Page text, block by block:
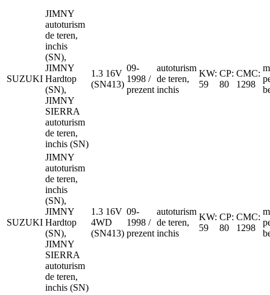
SUZUKI
JIMNY
autoturism
de teren,
inchis
(SN),
JIMNY
Hardtop
(SN),
JIMNY
SIERRA
autoturism
de teren,
inchis (SN)
1.3 16V
(SN413)
09-
1998 /
prezent
autoturism
de teren,
inchis
KW:
59
CP:
80
CMC:
1298
SUZUKI
JIMNY
autoturism
de teren,
inchis
(SN),
JIMNY
Hardtop
(SN),
JIMNY
SIERRA
autoturism
de teren,
inchis (SN)
1.3 16V
4WD
(SN413)
09-
1998 /
prezent
autoturism
de teren,
inchis
KW:
59
CP:
80
CMC:
1298